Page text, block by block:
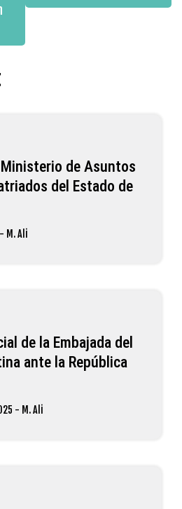
de Asuntos
del Estado de
- M. Ali
de la Embajada del
ante la República
- M. Ali